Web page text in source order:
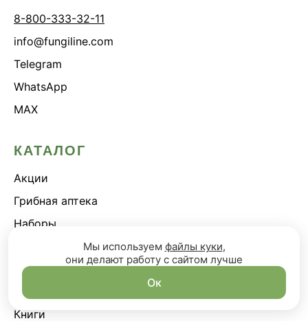
8-800-333-32-11
info@fungiline.com
Telegram
WhatsApp
MAX
КАТАЛОГ
Акции
Грибная аптека
Наборы
Грибная косметика
Грибное питание
Подарки и сувениры
Книги
Мы используем файлы куки,
они делают работу с сайтом лучше
Ок